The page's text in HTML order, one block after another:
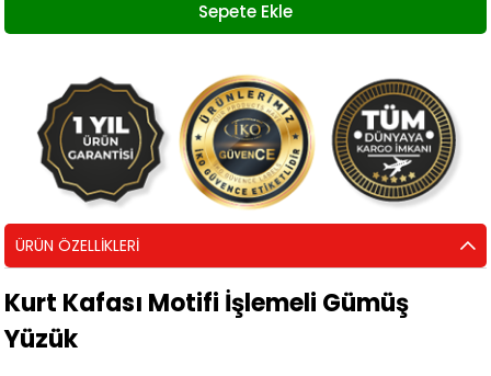
ÜRÜN ÖZELLIKLERI
Kurt Kafası Motifi İşlemeli Gümüş
Yüzük